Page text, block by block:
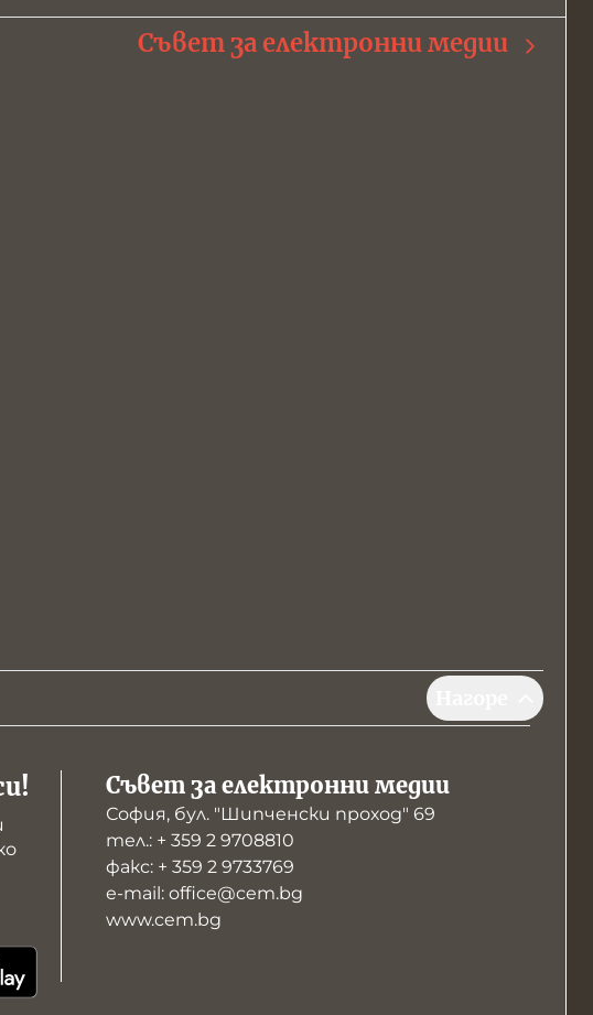
Съвет за електронни медии
Съвет за електронни медии
София, бул. "Шипченски проход" 69
тел.: + 359 2 9708810
факс: + 359 2 9733769
е-mail: office@cem.bg
www.cem.bg